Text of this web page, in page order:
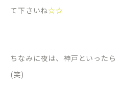
て下さいね☆☆
ちなみに夜は、神戸といったら
(笑)